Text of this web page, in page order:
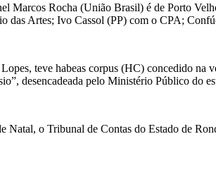
Marcos Rocha (União Brasil) é de Porto
das Artes; Ivo Cassol (PP) com o CPA;
teve habeas corpus (HC) concedido na
desencadeada pelo Ministério Público do
Natal, o Tribunal de Contas do Estado de